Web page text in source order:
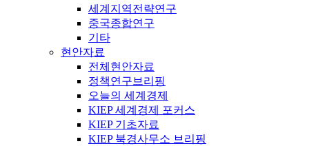
세계지역전략연구
중국종합연구
기타
현안자료
전체현안자료
정책연구브리핑
오늘의 세계경제
KIEP 세계경제 포커스
KIEP 기초자료
KIEP 북경사무소 브리핑